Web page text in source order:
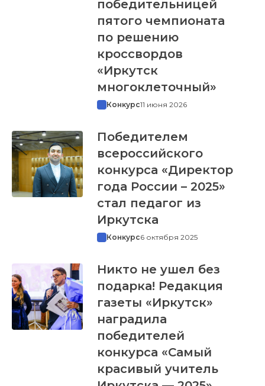
победительницей
пятого чемпионата
по решению
кроссвордов
«Иркутск
многоклеточный»
Конкурс11 июня 2026
Победителем
всероссийского
конкурса «Директор
года России – 2025»
стал педагог из
Иркутска
Конкурс6 октября 2025
Никто не ушел без
подарка! Редакция
газеты «Иркутск»
наградила
победителей
конкурса «Самый
красивый учитель